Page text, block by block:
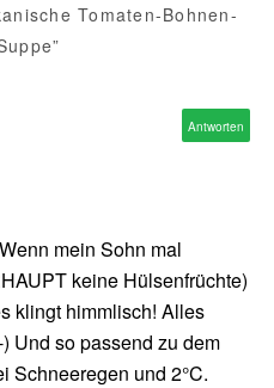
Tomaten-Bohnen-
mein Sohn mal
keine Hülsenfrüchte)
klingt himmlisch! Alles
Und so passend zu dem
Schneeregen und 2°C.
Antworten